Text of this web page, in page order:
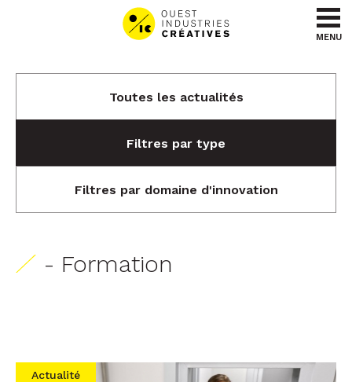
Aller au menu
Aller au contenu
MENU
Toutes les actualités
Filtres par type
Filtres par domaine d'innovation
- Formation
Actualité